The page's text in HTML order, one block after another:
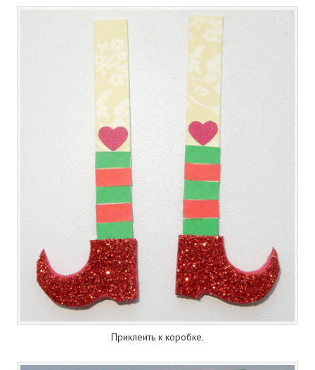
Приклеить к коробке.